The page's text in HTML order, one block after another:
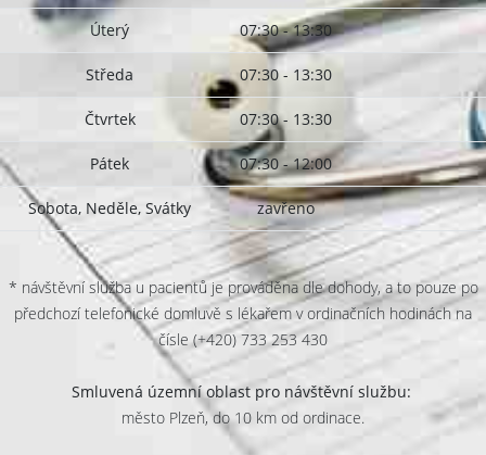
Úterý 07:30 - 13:30
Středa 07:30 - 13:30
Čtvrtek 07:30 - 13:30
Pátek 07:30 - 12:00
Sobota, Neděle, Svátky zavřeno
* návštěvní služba u pacientů je prováděna dle dohody, a to pouze po
předchozí telefonické domluvě s lékařem v ordinačních hodinách na
čísle (+420) 733 253 430
Smluvená územní oblast pro návštěvní službu:
město Plzeň, do 10 km od ordinace.